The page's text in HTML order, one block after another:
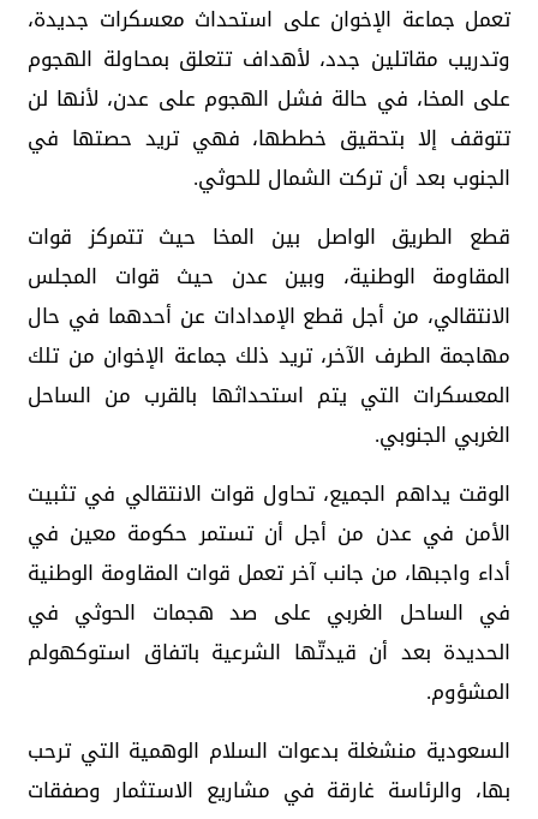
تعمل جماعة الإخوان على استحداث معسكرات جديدة،
وتدريب مقاتلين جدد، لأهداف تتعلق بمحاولة الهجوم
على المخا، في حالة فشل الهجوم على عدن، لأنها لن
تتوقف إلا بتحقيق خططها، فهي تريد حصتها في
الجنوب بعد أن تركت الشمال للحوثي.
قطع الطريق الواصل بين المخا حيث تتمركز قوات
المقاومة الوطنية، وبين عدن حيث قوات المجلس
الانتقالي، من أجل قطع الإمدادات عن أحدهما في حال
مهاجمة الطرف الآخر، تريد ذلك جماعة الإخوان من تلك
المعسكرات التي يتم استحداثها بالقرب من الساحل
الغربي الجنوبي.
الوقت يداهم الجميع، تحاول قوات الانتقالي في تثبيت
الأمن في عدن من أجل أن تستمر حكومة معين في
أداء واجبها، من جانب آخر تعمل قوات المقاومة الوطنية
في الساحل الغربي على صد هجمات الحوثي في
الحديدة بعد أن قيدتّها الشرعية باتفاق استوكهولم
المشؤوم.
السعودية منشغلة بدعوات السلام الوهمية التي ترحب
بها، والرئاسة غارقة في مشاريع الاستثمار وصفقات